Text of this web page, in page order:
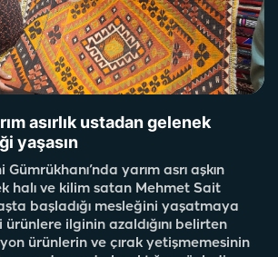
asırlık ustadan gelenek
yaşasın
Gümrükhanı’nda yarım asrı aşkın
halı ve kilim satan Mehmet Sait
başladığı mesleğini yaşatmaya
ürünlere ilginin azaldığını belirten
ürünlerin ve çırak yetişmemesinin